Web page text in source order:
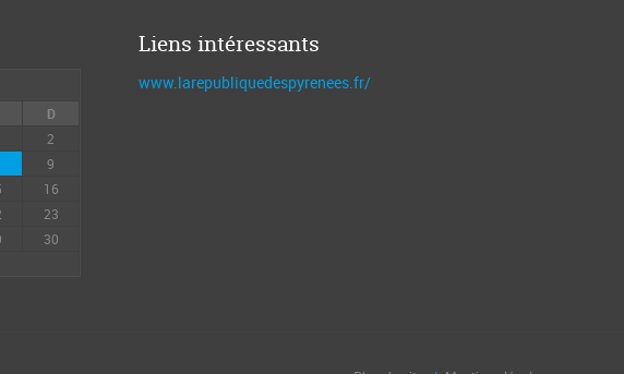
D
2
9
16
23
30
Liens intéressants
www.larepubliquedespyrenees.fr/